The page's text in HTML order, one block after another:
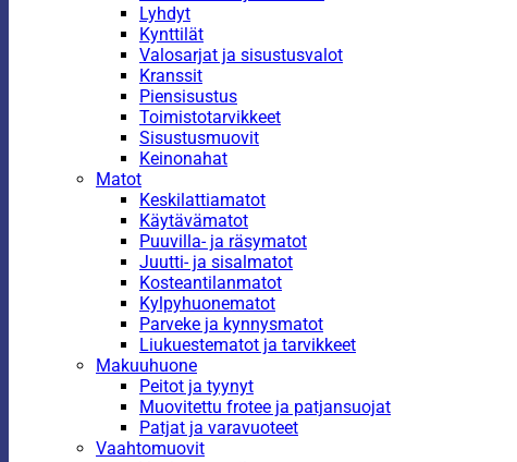
Lyhdyt
Kynttilät
Valosarjat ja sisustusvalot
Kranssit
Piensisustus
Toimistotarvikkeet
Sisustusmuovit
Keinonahat
Matot
Keskilattiamatot
Käytävämatot
Puuvilla- ja räsymatot
Juutti- ja sisalmatot
Kosteantilanmatot
Kylpyhuonematot
Parveke ja kynnysmatot
Liukuestematot ja tarvikkeet
Makuuhuone
Peitot ja tyynyt
Muovitettu frotee ja patjansuojat
Patjat ja varavuoteet
Vaahtomuovit